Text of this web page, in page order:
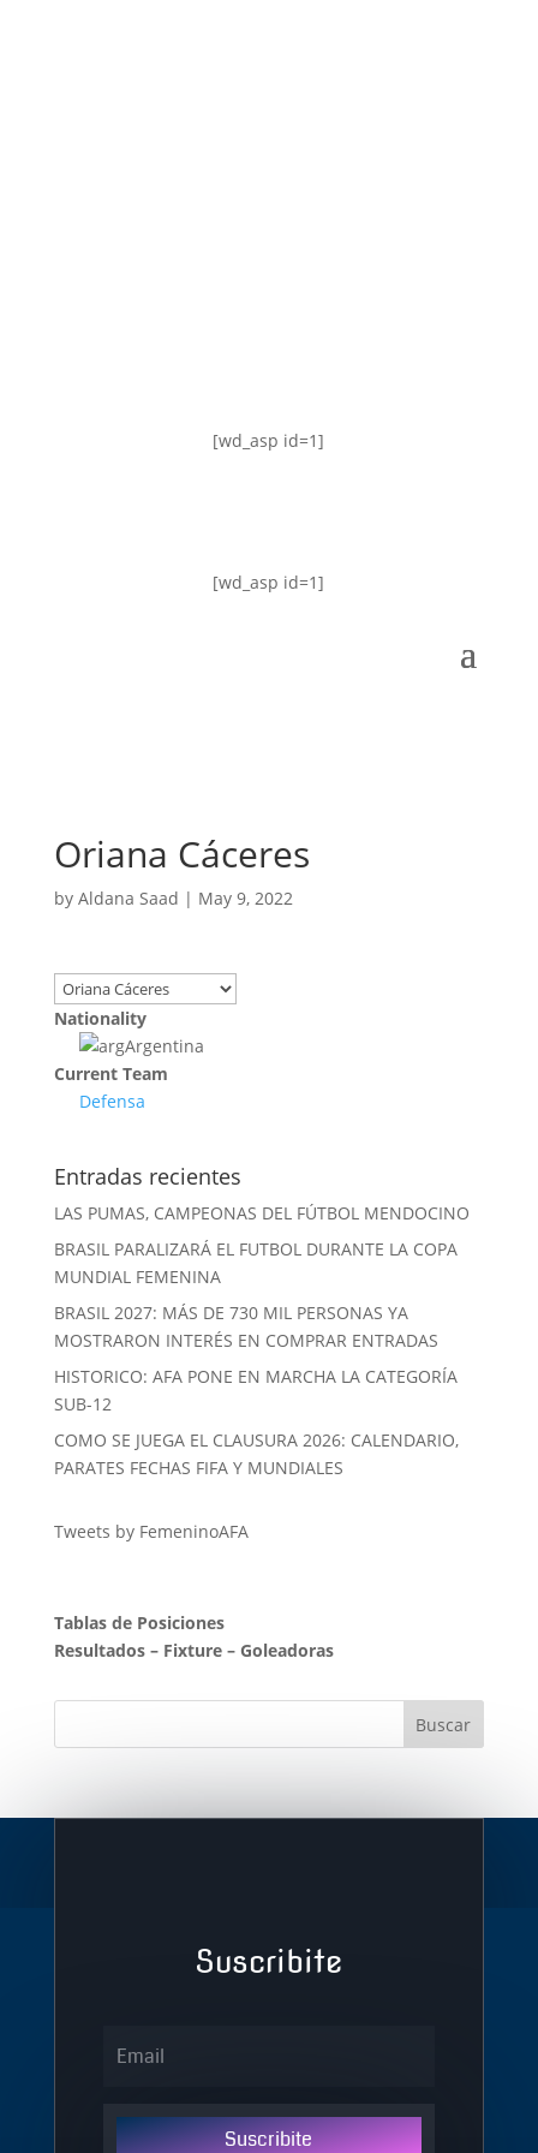
[wd_asp id=1]
[wd_asp id=1]
Oriana Cáceres
by Aldana Saad | May 9, 2022
Nationality
Argentina
Current Team
Defensa
Entradas recientes
LAS PUMAS, CAMPEONAS DEL FÚTBOL MENDOCINO
BRASIL PARALIZARÁ EL FUTBOL DURANTE LA COPA
MUNDIAL FEMENINA
BRASIL 2027: MÁS DE 730 MIL PERSONAS YA
MOSTRARON INTERÉS EN COMPRAR ENTRADAS
HISTORICO: AFA PONE EN MARCHA LA CATEGORÍA
SUB-12
COMO SE JUEGA EL CLAUSURA 2026: CALENDARIO,
PARATES FECHAS FIFA Y MUNDIALES
Tweets by FemeninoAFA
Tablas de Posiciones
Resultados– Fixture– Goleadoras
Suscribite
Suscribite